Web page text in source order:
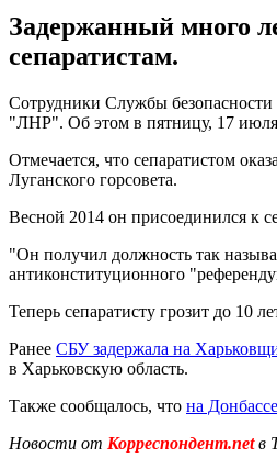
Задержанный много
сепаратистам.
Сотрудники Службы безопасности
"ЛНР". Об этом в пятницу, 17
Отмечается, что сепаратистом
Луганского горсовета.
Весной 2014 он присоединился к
"Он получил должность так
антиконституционного
Теперь сепаратисту грозит до 10
Ранее СБУ задержала на
в Харьковскую область.
Также сообщалось, что на
Новости от Корреспондент.netв